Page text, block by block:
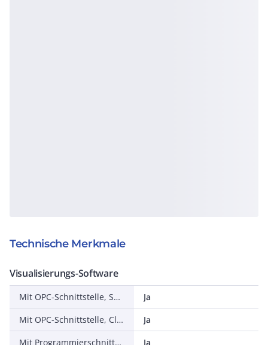
Technische Merkmale
Visualisierungs-Software
Mit OPC-Schnittstelle, Server
Ja
Mit OPC-Schnittstelle, Client
Ja
Mit Programmierschnittstellen
Ja